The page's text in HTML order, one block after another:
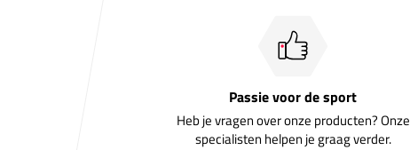
Passie voor de sport
Heb je vragen over onze producten? Onze
specialisten helpen je graag verder.